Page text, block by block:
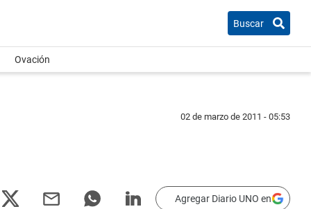
Buscar
Ovación
02 de marzo de 2011 - 05:53
Agregar Diario UNO en